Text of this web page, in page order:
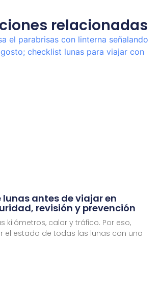
relacionadas
lunas antes de viajar en
revisión y prevención
kilómetros, calor y tráfico. Por eso,
el estado de todas las lunas con una